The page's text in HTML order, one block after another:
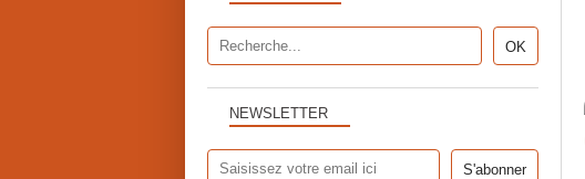
NEWSLETTER